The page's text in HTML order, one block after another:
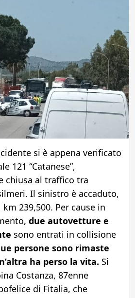
si è appena verificato
121 “Catanese”,
chiusa al traffico tra
Il sinistro è accaduto,
km 239,500. Per cause in
due autovetture e
sono entrati in collisione
persone sono rimaste
ha perso la vita. Si
Costanza, 87enne
di Fitalia, che